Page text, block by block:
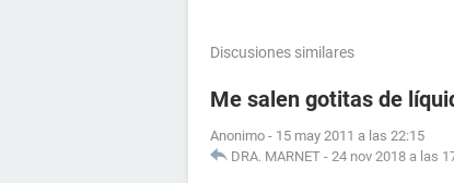
Discusiones similares
Me salen gotitas de
Anonimo - 15 may 2011 a las 22:15
DRA. MARNET - 24 nov 2018 a las